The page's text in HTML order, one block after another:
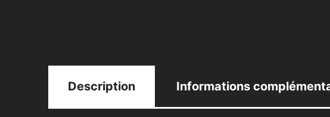
Description Informations